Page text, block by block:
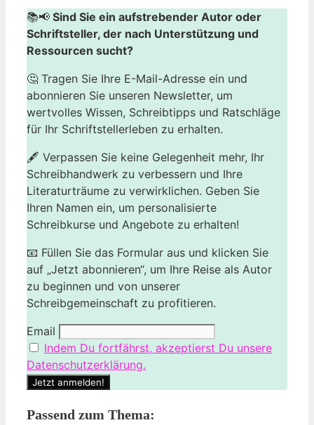
📚📢 Sind Sie ein aufstrebender Autor oder
Schriftsteller, der nach Unterstützung und
Ressourcen sucht?
🤔 Tragen Sie Ihre E-Mail-Adresse ein und
abonnieren Sie unseren Newsletter, um
wertvolles Wissen, Schreibtipps und Ratschläge
für Ihr Schriftstellerleben zu erhalten.
🖋️ Verpassen Sie keine Gelegenheit mehr, Ihr
Schreibhandwerk zu verbessern und Ihre
Literaturträume zu verwirklichen. Geben Sie
Ihren Namen ein, um personalisierte
Schreibkurse und Angebote zu erhalten!
📧 Füllen Sie das Formular aus und klicken Sie
auf „Jetzt abonnieren“, um Ihre Reise als Autor
zu beginnen und von unserer
Schreibgemeinschaft zu profitieren.
Email
Indem Du fortfährst, akzeptierst Du unsere
Datenschutzerklärung.
Passend zum Thema: